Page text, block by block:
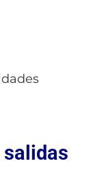
salidas